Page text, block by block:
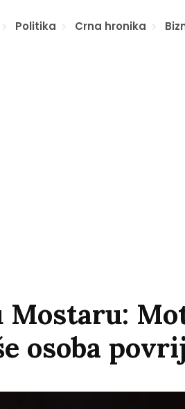
Politika Crna hronika
Mostaru:
osoba